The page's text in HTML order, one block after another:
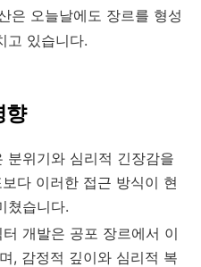
은 오늘날에도 장르를 형성
고 있습니다.
향
분위기와 심리적 긴장감을
다 이러한 접근 방식이 현
쳤습니다.
개발은 공포 장르에서 이
, 감정적 깊이와 심리적 복